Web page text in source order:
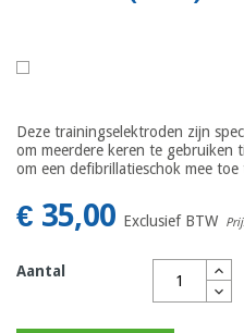
Deze trainingselektroden zijn
om meerdere keren te gebruiken
om een defibrillatieschok mee toe
€ 35,00 Exclusief BTW
Aantal